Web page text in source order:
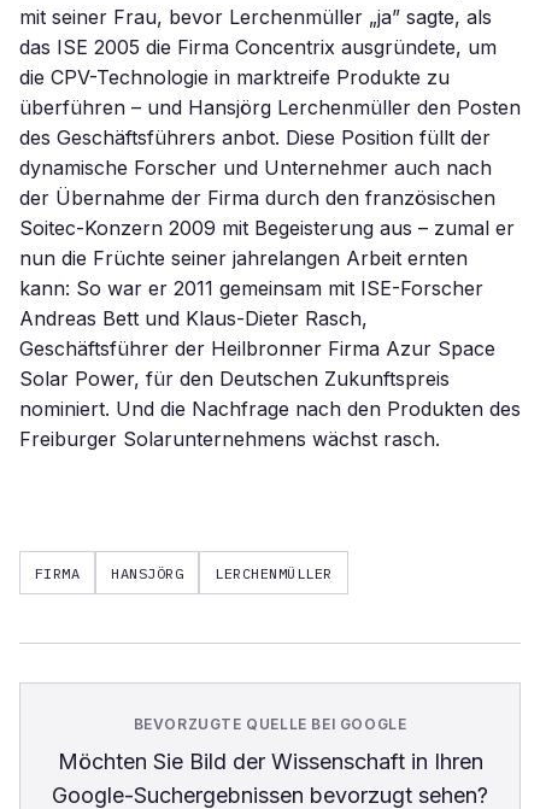
mit seiner Frau, bevor Lerchenmüller „ja” sagte, als
das ISE 2005 die Firma Concentrix ausgründete, um
die CPV-Technologie in marktreife Produkte zu
überführen – und Hansjörg Lerchenmüller den Posten
des Geschäftsführers anbot. Diese Position füllt der
dynamische Forscher und Unternehmer auch nach
der Übernahme der Firma durch den französischen
Soitec-Konzern 2009 mit Begeisterung aus – zumal er
nun die Früchte seiner jahrelangen Arbeit ernten
kann: So war er 2011 gemeinsam mit ISE-Forscher
Andreas Bett und Klaus-Dieter Rasch,
Geschäftsführer der Heilbronner Firma Azur Space
Solar Power, für den Deutschen Zukunftspreis
nominiert. Und die Nachfrage nach den Produkten des
Freiburger Solarunternehmens wächst rasch.
FIRMA HANSJÖRG LERCHENMÜLLER
BEVORZUGTE QUELLE BEI GOOGLE
Möchten Sie Bild der Wissenschaftin Ihren
Google-Suchergebnissen bevorzugt sehen?